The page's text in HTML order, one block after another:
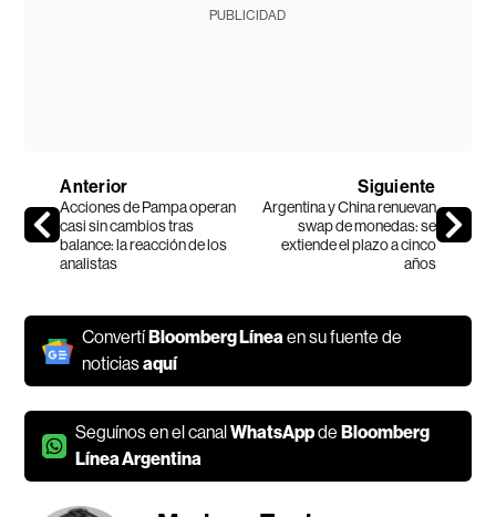
PUBLICIDAD
Anterior
Acciones de Pampa operan
casi sin cambios tras
balance: la reacción de los
analistas
Siguiente
Argentina y China renuevan
swap de monedas: se
extiende el plazo a cinco
años
Convertí Bloomberg Líneaen su fuente de
noticiasaquí
Seguínos en el canalWhatsAppde Bloomberg
Línea Argentina